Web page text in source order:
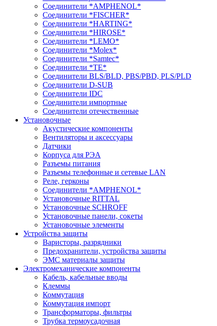
Соединители *AMPHENOL*
Соединители *FISCHER*
Соединители *HARTING*
Соединители *HIROSE*
Соединители *LEMO*
Соединители *Molex*
Соединители *Samtec*
Соединители *TE*
Соединители BLS/BLD, PBS/PBD, PLS/PLD
Соединители D-SUB
Соединители IDC
Соединители импортные
Соединители отечественные
Установочные
Акустические компоненты
Вентиляторы и аксессуары
Датчики
Корпуса для РЭА
Разъемы питания
Разъемы телефонные и сетевые LAN
Реле, герконы
Соединители *AMPHENOL*
Установочные RITTAL
Установочные SCHROFF
Установочные панели, сокеты
Установочные элементы
Устройства защиты
Варисторы, разрядники
Предохранители, устройства защиты
ЭМС материалы защиты
Электромеханические компоненты
Кабель, кабельные вводы
Клеммы
Коммутация
Коммутация импорт
Трансформаторы, фильтры
Трубка термоусадочная